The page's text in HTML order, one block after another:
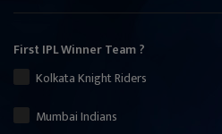
First IPL Winner Team ?
Kolkata Knight Riders
Mumbai Indians